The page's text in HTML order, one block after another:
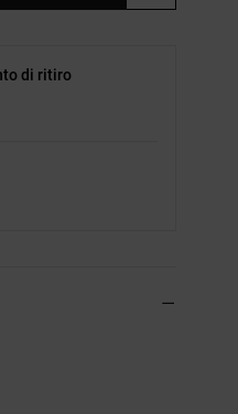
di ritiro